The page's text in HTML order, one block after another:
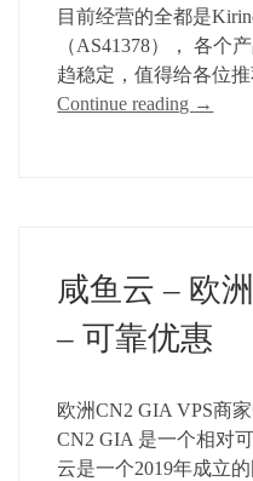
目前经营的全都是
（AS41378）， 各个
趋稳定，值得给各位推
Continue reading →
咸鱼云 – 欧
– 可靠优惠
欧洲CN2 GIA VPS商
CN2 GIA 是一个相对
云是一个2019年成立